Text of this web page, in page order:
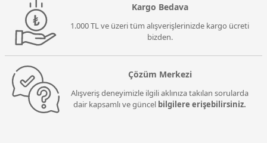
Kargo Bedava
1.000 TL ve üzeri tüm alışverişlerinizde kargo ücreti
bizden.
Çözüm Merkezi
Alışveriş deneyimizle ilgili aklınıza takılan sorularda
dair kapsamlı ve güncel bilgilere erişebilirsiniz.